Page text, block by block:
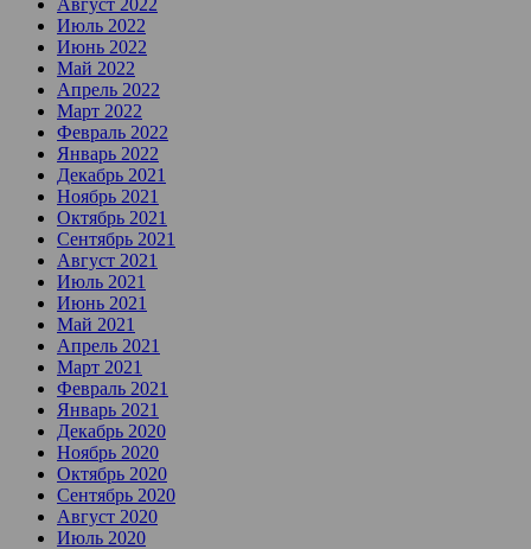
Август 2022
Июль 2022
Июнь 2022
Май 2022
Апрель 2022
Март 2022
Февраль 2022
Январь 2022
Декабрь 2021
Ноябрь 2021
Октябрь 2021
Сентябрь 2021
Август 2021
Июль 2021
Июнь 2021
Май 2021
Апрель 2021
Март 2021
Февраль 2021
Январь 2021
Декабрь 2020
Ноябрь 2020
Октябрь 2020
Сентябрь 2020
Август 2020
Июль 2020